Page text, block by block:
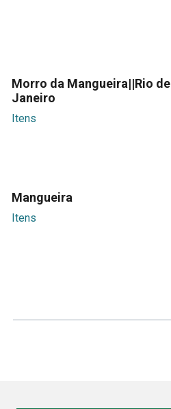
Morro da Mangueira||Rio de
Janeiro
Itens
Mangueira
Itens